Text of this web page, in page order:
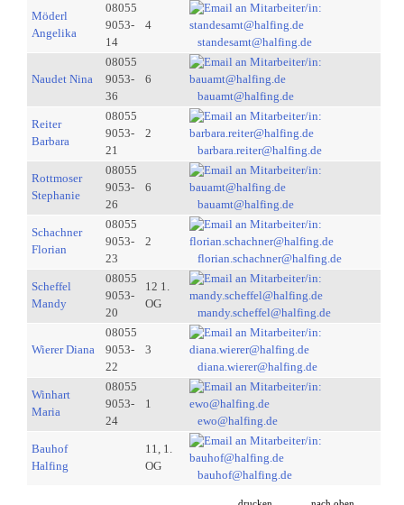
Möderl
Angelika
08055
9053-
14
4
standesamt@halfing.de
Naudet Nina
08055
9053-
36
6
bauamt@halfing.de
Reiter
Barbara
08055
9053-
21
2
barbara.reiter@halfing.de
Rottmoser
Stephanie
08055
9053-
26
6
bauamt@halfing.de
Schachner
Florian
08055
9053-
23
2
florian.schachner@halfing.de
Scheffel
Mandy
08055
9053-
20
12 1.
OG
mandy.scheffel@halfing.de
Wierer Diana
08055
9053-
22
3
diana.wierer@halfing.de
Winhart
Maria
08055
9053-
24
1
ewo@halfing.de
Bauhof
Halfing
11, 1.
OG
bauhof@halfing.de